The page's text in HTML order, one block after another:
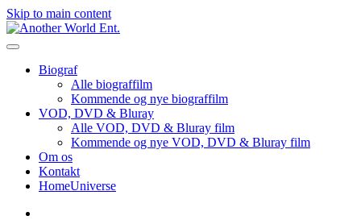
Skip to main content
Biograf
Alle biograffilm
Kommende og nye biograffilm
VOD, DVD & Bluray
Alle VOD, DVD & Bluray film
Kommende og nye VOD, DVD & Bluray film
Om os
Kontakt
HomeUniverse